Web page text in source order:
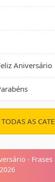
Aniversário
TODAS AS
-